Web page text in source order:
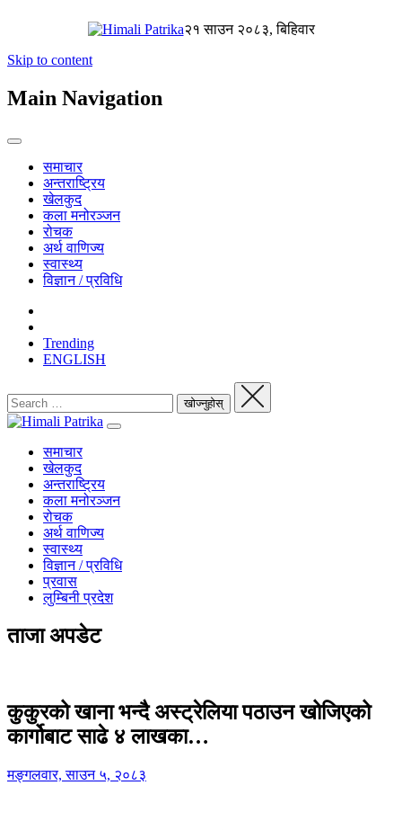
२१ साउन २०८३, बिहिवार
Skip to content
Main Navigation
समाचार
अन्तराष्ट्रिय
खेलकुद
कला मनोरञ्जन
रोचक
अर्थ वाणिज्य
स्वास्थ्य
विज्ञान / प्रविधि
Trending
ENGLISH
समाचार
खेलकुद
अन्तराष्ट्रिय
कला मनोरञ्जन
रोचक
अर्थ वाणिज्य
स्वास्थ्य
विज्ञान / प्रविधि
प्रवास
लुम्बिनी प्रदेश
ताजा अपडेट
कुकुरको खाना भन्दै अस्ट्रेलिया पठाउन खोजिएको
कार्गोबाट साढे ४ लाखका…
मङ्गलवार, साउन ५, २०८३